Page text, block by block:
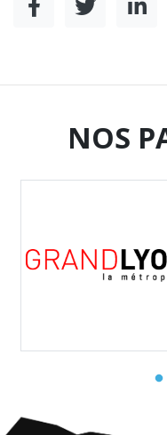
NOS